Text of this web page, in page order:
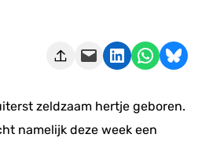
Deze pagina e-mailen Delen op LinkedIn Delen via WhatsApp Share on Bluesky
zeldzaam hertje geboren.
namelijk deze week een